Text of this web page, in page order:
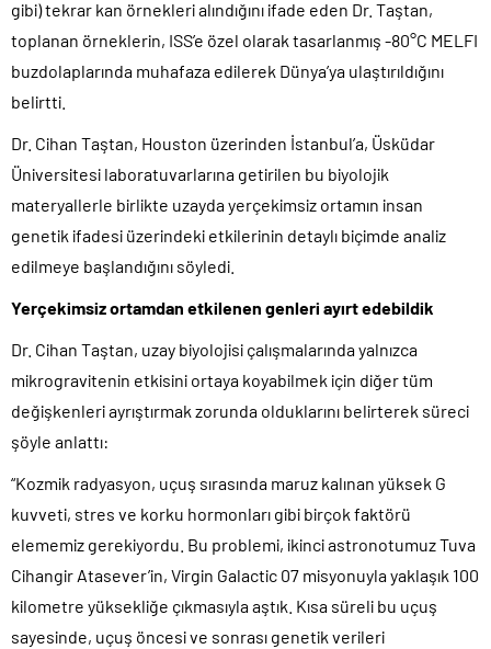
gibi) tekrar kan örnekleri alındığını ifade eden Dr. Taştan,
toplanan örneklerin, ISS’e özel olarak tasarlanmış -80°C MELFI
buzdolaplarında muhafaza edilerek Dünya’ya ulaştırıldığını
belirtti.
Dr. Cihan Taştan, Houston üzerinden İstanbul’a, Üsküdar
Üniversitesi laboratuvarlarına getirilen bu biyolojik
materyallerle birlikte uzayda yerçekimsiz ortamın insan
genetik ifadesi üzerindeki etkilerinin detaylı biçimde analiz
edilmeye başlandığını söyledi.
Yerçekimsiz ortamdan etkilenen genleri ayırt edebildik
Dr. Cihan Taştan, uzay biyolojisi çalışmalarında yalnızca
mikrogravitenin etkisini ortaya koyabilmek için diğer tüm
değişkenleri ayrıştırmak zorunda olduklarını belirterek süreci
şöyle anlattı:
“Kozmik radyasyon, uçuş sırasında maruz kalınan yüksek G
kuvveti, stres ve korku hormonları gibi birçok faktörü
elememiz gerekiyordu. Bu problemi, ikinci astronotumuz Tuva
Cihangir Atasever’in, Virgin Galactic 07 misyonuyla yaklaşık 100
kilometre yüksekliğe çıkmasıyla aştık. Kısa süreli bu uçuş
sayesinde, uçuş öncesi ve sonrası genetik verileri